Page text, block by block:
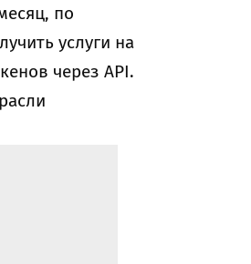
по
услуги на
через API.